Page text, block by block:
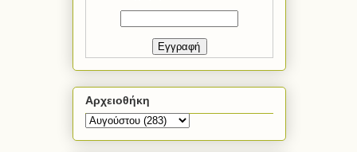
Αρχειοθήκη